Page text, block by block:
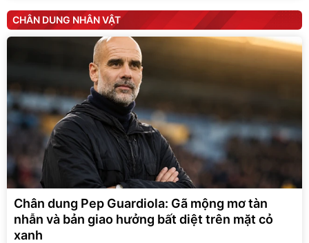
CHÂN DUNG NHÂN VẬT
Chân dung Pep Guardiola: Gã mộng mơ tàn
nhẫn và bản giao hưởng bất diệt trên mặt cỏ
xanh